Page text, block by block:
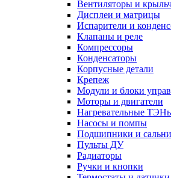
Вентиляторы и
Дисплеи и матрицы
Испарители и
Клапаны и реле
Компрессоры
Конденсаторы
Корпусные детали
Крепеж
Модули и блоки
Моторы и двигатели
Нагревательные
Насосы и помпы
Подшипники и
Пульты ДУ
Радиаторы
Ручки и кнопки